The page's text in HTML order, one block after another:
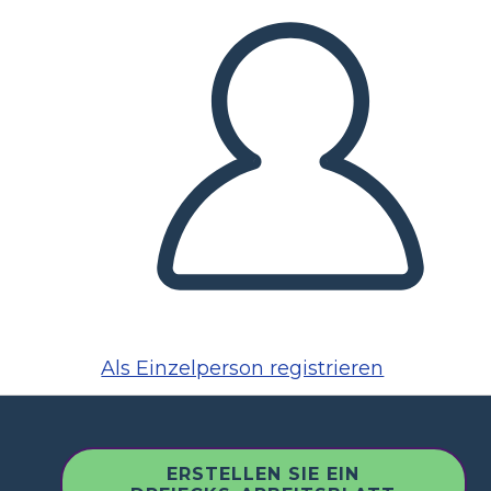
Als Einzelperson registrieren
ERSTELLEN SIE EIN